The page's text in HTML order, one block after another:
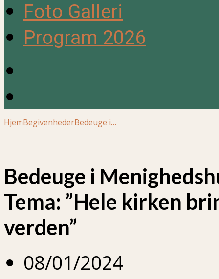
Foto Galleri
Program 2026
HjemBegivenhederBedeuge i…
Bedeuge i
Tema: ”Hele kirken
verden”
08/01/2024